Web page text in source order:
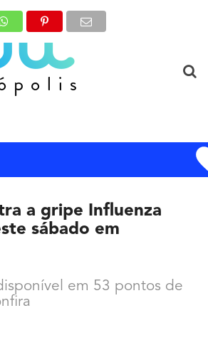
a gripe Influenza
sábado em
em 53 pontos de